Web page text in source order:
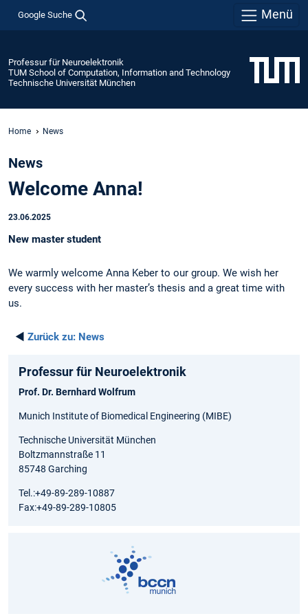
Google Suche Menü
Professur für Neuroelektronik
TUM School of Computation, Information and Technology
Technische Universität München
Home News
News
Welcome Anna!
23.06.2025
New master student
We warmly welcome Anna Keber to our group. We wish her
every success with her master’s thesis and a great time with
us.
◄ Zurück zu: News
Professur für Neuroelektronik
Prof. Dr. Bernhard Wolfrum
Munich Institute of Biomedical Engineering (MIBE)
Technische Universität München
Boltzmannstraße 11
85748 Garching
Tel.:+49-89-289-10887
Fax:+49-89-289-10805